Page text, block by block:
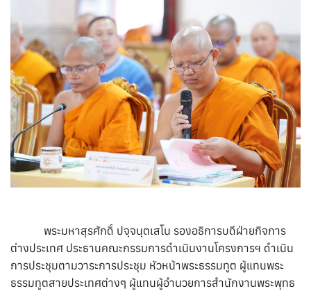
พระมหาสุรศักดิ์ ปจฺจนฺตเสโน รองอธิการบดีฝ่ายกิจการ
ต่างประเทศ ประธานคณะกรรมการดำเนินงานโครงการฯ ดำเนิน
การประชุมตามวาระการประชุม หัวหน้าพระธรรมทูต ผู้แทนพระ
ธรรมทูตสายประเทศต่างๆ ผู้แทนผู้อำนวยการสำนักงานพระพุทธ